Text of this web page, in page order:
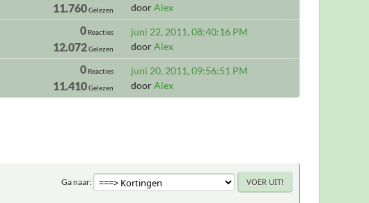
11.760Gelezen
doorAlex
0 Reacties
12.072Gelezen
juni 22, 2011, 08:40:16 PM
doorAlex
0 Reacties
11.410Gelezen
juni 20, 2011, 09:56:51 PM
doorAlex
Ga naar